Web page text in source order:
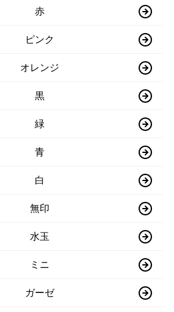
赤
ピンク
オレンジ
黒
緑
青
白
無印
水玉
ミニ
ガーゼ